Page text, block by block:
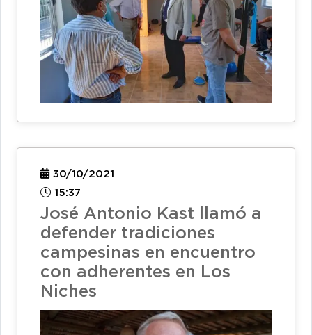
30/10/2021
15:37
José Antonio Kast llamó a
defender tradiciones
campesinas en encuentro
con adherentes en Los
Niches